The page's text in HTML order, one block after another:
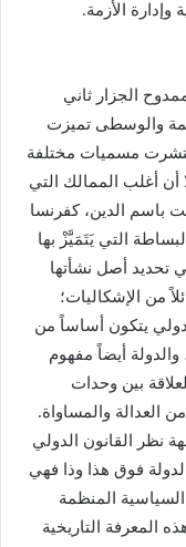
وإدارة الأزمة.
الجزار ثاني
والوسطى تميزت
مسميات مختلفة
أن أغلب الممالك التي
الدين، كفرنسا
التي يَتَمَيَّزْ بها
تحديد أصل نشأتها
من الإشكاليات؛
يتكون أساساً من
أيضاً مفهوم
بين وحدات
العدالة والمساواة.
نظر القانون الدولي
فوق هذا وذا فهي
المنظمة
المعرفة التاريخية